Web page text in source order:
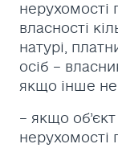
нерухомості
власності
натурі,
осіб –
якщо інше
– якщо
нерухомості